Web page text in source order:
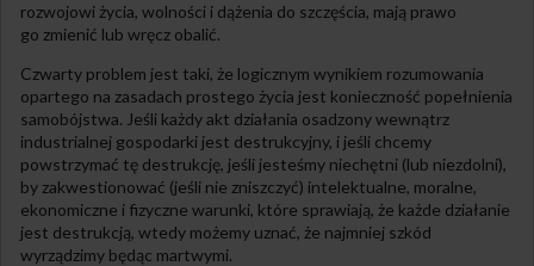
rozwojowi życia, wolności i dążenia do szczęścia, mają prawo
go zmienić lub wręcz obalić.
Czwarty problem jest taki, że logicznym wynikiem rozumowania
opartego na zasadach prostego życia jest konieczność popełnienia
samobójstwa. Jeśli każdy akt działania osadzony wewnątrz
industrialnej gospodarki jest destrukcyjny, i jeśli chcemy
powstrzymać tę destrukcję, jeśli jesteśmy niechętni (lub niezdolni),
by zakwestionować (jeśli nie zniszczyć) intelektualne, moralne,
ekonomiczne i fizyczne warunki, które sprawiają, że każde działanie
jest destrukcją, wtedy możemy uznać, że najmniej szkód
wyrządzimy będąc martwymi.